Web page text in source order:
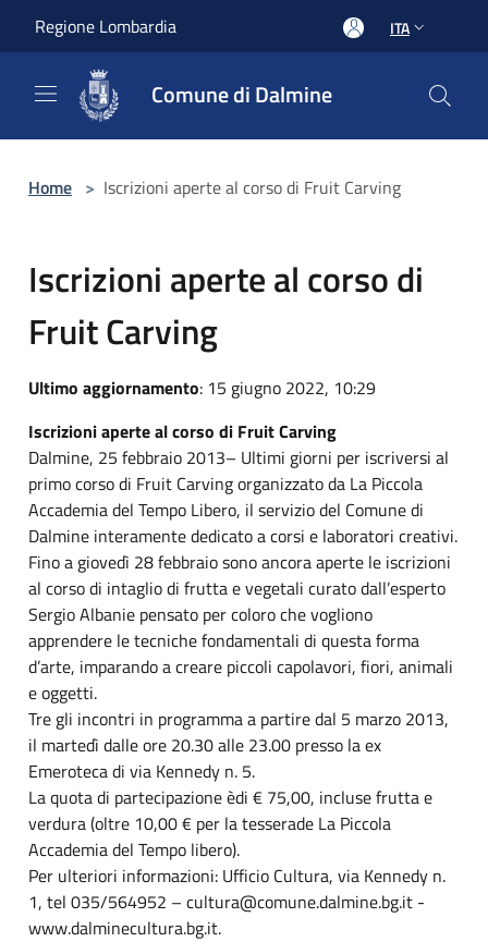
Regione Lombardia ITA
Comune di Dalmine
Home > Iscrizioni aperte al corso di Fruit Carving
Iscrizioni aperte al corso di
Fruit Carving
Ultimo aggiornamento: 15 giugno 2022, 10:29
Iscrizioni aperte al corso di Fruit Carving
Dalmine, 25 febbraio 2013– Ultimi giorni per iscriversi al
primo corso di Fruit Carving organizzato da La Piccola
Accademia del Tempo Libero, il servizio del Comune di
Dalmine interamente dedicato a corsi e laboratori creativi.
Fino a giovedì 28 febbraio sono ancora aperte le iscrizioni
al corso di intaglio di frutta e vegetali curato dall’esperto
Sergio Albanie pensato per coloro che vogliono
apprendere le tecniche fondamentali di questa forma
d’arte, imparando a creare piccoli capolavori, fiori, animali
e oggetti.
Tre gli incontri in programma a partire dal 5 marzo 2013,
il martedì dalle ore 20.30 alle 23.00 presso la ex
Emeroteca di via Kennedy n. 5.
La quota di partecipazione èdi € 75,00, incluse frutta e
verdura (oltre 10,00 € per la tesserade La Piccola
Accademia del Tempo libero).
Per ulteriori informazioni: Ufficio Cultura, via Kennedy n.
1, tel 035/564952 – cultura@comune.dalmine.bg.it -
www.dalminecultura.bg.it.